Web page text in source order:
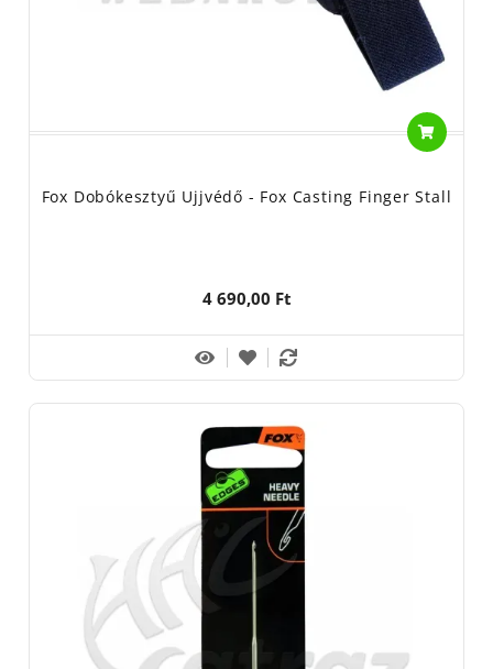
Fox Dobókesztyű Ujjvédő - Fox Casting Finger Stall
4 690,00 Ft